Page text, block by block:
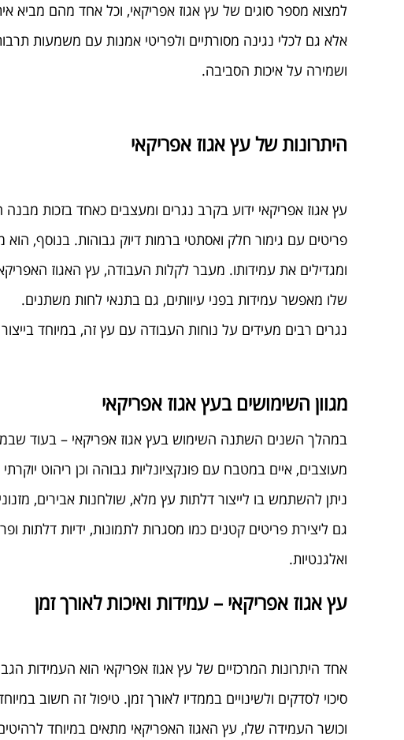
למצוא מספר סוגים של עץ אגוז אפריקאי, וכל אחד מהם מביא
אלא גם לכלי נגינה מסורתיים ולפריטי אמנות עם משמעות
ושמירה על איכות הסביבה.
היתרונות של עץ אגוז אפריקאי
עץ אגוז אפריקאי ידוע בקרב נגרים ומעצבים כאחד בזכות
פריטים עם גימור חלק ואסתטי ברמות דיוק גבוהות. בנוסף,
ומגדילים את עמידותו. מעבר לקלות העבודה, עץ האגוז
שלו מאפשר עמידות בפני עיוותים, גם בתנאי לחות משתנים.
נגרים רבים מעידים על נוחות העבודה עם עץ זה, במיוחד
מגוון השימושים בעץ אגוז אפריקאי
במהלך השנים השתנה השימוש בעץ אגוז אפריקאי – בעוד
מעוצבים, איים במטבח עם פונקציונליות גבוהה וכן ריהוט
ניתן להשתמש בו לייצור דלתות עץ מלא, שולחנות אבירים,
גם ליצירת פריטים קטנים כמו מסגרות לתמונות, ידיות דלתות
ואלגנטיות.
עץ אגוז אפריקאי – עמידות ואיכות לאורך זמן
אחד היתרונות המרכזיים של עץ אגוז אפריקאי הוא העמידות
וכושר העמידה שלו, עץ האגוז האפריקאי מתאים במיוחד לרהיטים